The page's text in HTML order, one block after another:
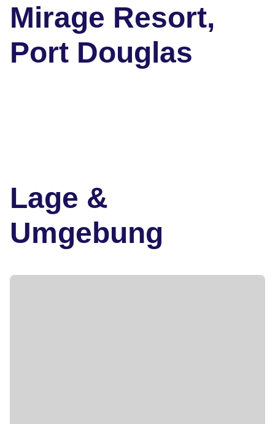
Mirage Resort,
Port Douglas
Lage &
Umgebung